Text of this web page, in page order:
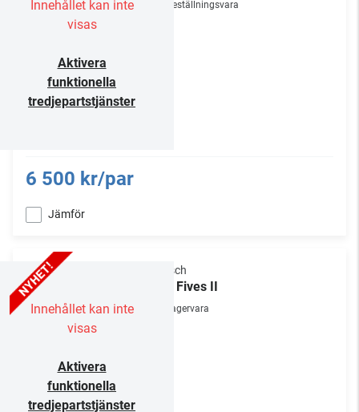
Innehållet kan inte
visas
Aktivera
funktionella
tredjepartstjänster
Beställningsvara
6 500 kr/par
Jämför
Innehållet kan inte
visas
Aktivera
funktionella
tredjepartstjänster
Klipsch
The Fives II
Lagervara